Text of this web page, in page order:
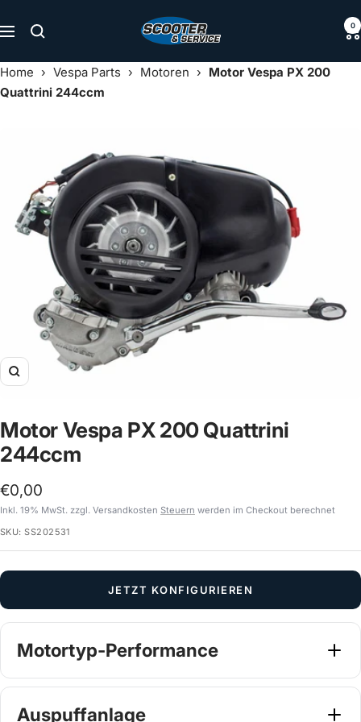
zum
Navigation
Scooter
Service
0
Home › Vespa Parts › Motoren › Motor Vespa PX 200
Quattrini 244ccm
Zoom
Motor Vespa PX 200 Quattrini
244ccm
Angebotspreis
€0,00
Inkl. 19% MwSt. zzgl. Versandkosten Steuern werden im Checkout berechnet
SKU:SS202531
JETZT KONFIGURIEREN
Motortyp-Performance
Wähle dein Tuning Setup Pflichtangabe
Auspuffanlage